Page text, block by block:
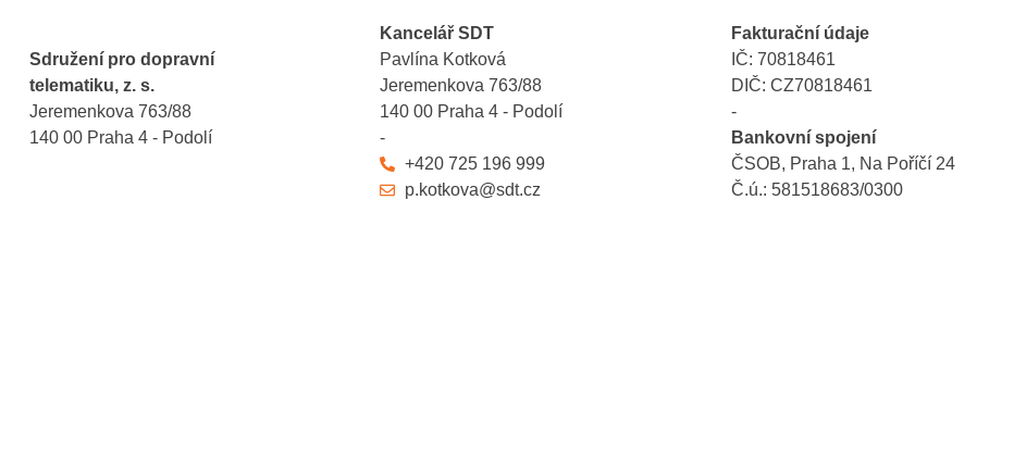
Sdružení pro dopravní
telematiku, z. s.
Jeremenkova 763/88
140 00 Praha 4 - Podolí
Kancelář SDT
Pavlína Kotková
Jeremenkova 763/88
140 00 Praha 4 - Podolí
-
+420 725 196 999
p.kotkova@sdt.cz
Fakturační údaje
IČ: 70818461
DIČ: CZ70818461
-
Bankovní spojení
ČSOB, Praha 1, Na Poříčí 24
Č.ú.: 581518683/0300